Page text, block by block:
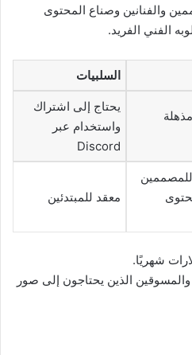
والفنانين وصناع المحتوى
الفني الفريد.
السلبيات
يحتاج إلى اشتراك
واستخدام عبر
Discord
معقد للمبتدئين
والمسوقين الذين يحتاجون إلى صور